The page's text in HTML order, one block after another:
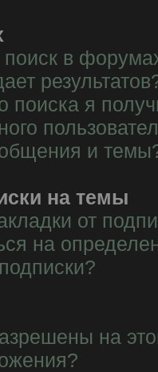
поиск в
поиска я
и
на темы
от
на
на